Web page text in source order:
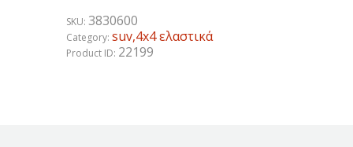
SKU: 3830600
Category: suv,4x4 ελαστικά
Product ID: 22199